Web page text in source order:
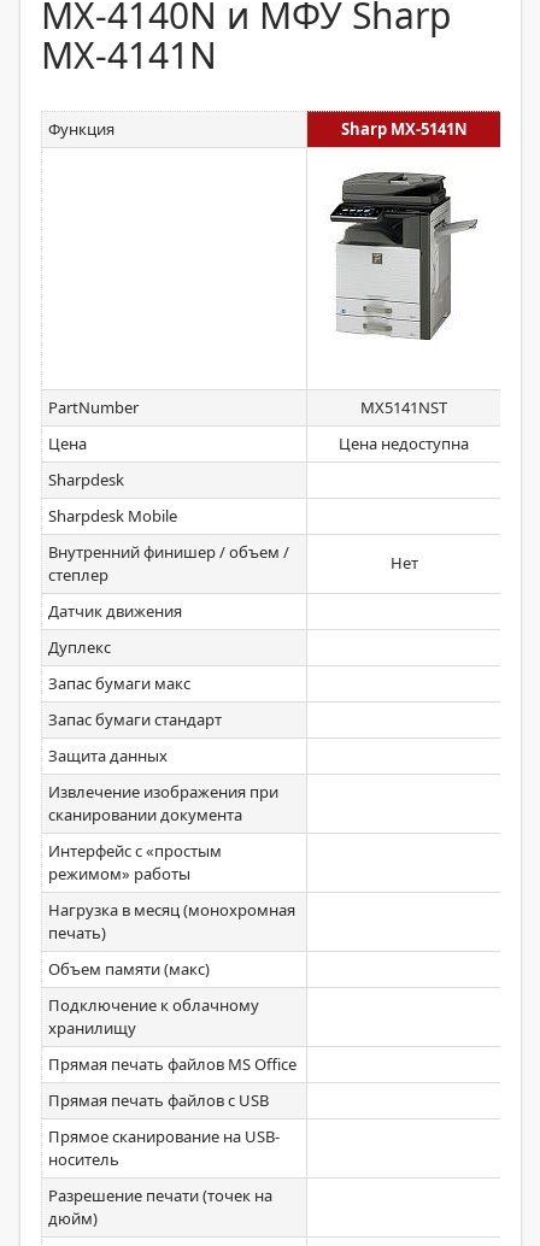
MX-4140N и МФУ Sharp
MX-4141N
Функция Sharp MX-5141N
PartNumber
MX5141NST
Цена
Цена недоступна
Sharpdesk
Sharpdesk Mobile
Внутренний финишер / объем /
степлер
Нет
Датчик движения
Дуплекс
Запас бумаги макс
Запас бумаги стандарт
Защита данных
Извлечение изображения при
сканировании документа
Интерфейс с «простым
режимом» работы
Нагрузка в месяц (монохромная
печать)
Объем памяти (макс)
Подключение к облачному
хранилищу
Прямая печать файлов MS Office
Прямая печать файлов с USB
Прямое сканирование на USB-
носитель
Разрешение печати (точек на
дюйм)